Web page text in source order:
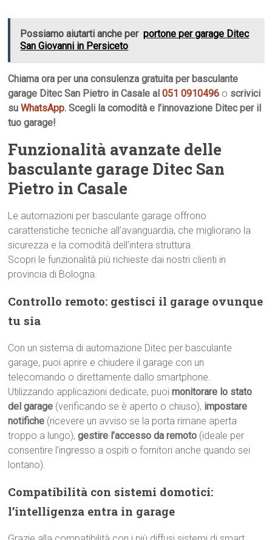
Possiamo aiutarti anche per portone per garage Ditec
San Giovanni in Persiceto
Chiama ora per una consulenza gratuita per basculante
garage Ditec San Pietro in Casale al051 0910496 o scrivici
suWhatsApp. Scegli la comodità e l’innovazione Ditec per il
tuo garage!
Funzionalità avanzate delle
basculante garage Ditec San
Pietro in Casale
Le automazioni per basculante garage offrono
caratteristiche tecniche all’avanguardia, che migliorano la
sicurezza e la comodità dell’intera struttura.
Scopri le funzionalità più richieste dai nostri clienti in
provincia di Bologna.
Controllo remoto: gestisci il garage ovunque
tu sia
Con un sistema di automazione Ditec per basculante
garage, puoi aprire e chiudere il garage con un
telecomando o direttamente dallo smartphone.
Utilizzando applicazioni dedicate, puoimonitorare lo stato
del garage (verificando se è aperto o chiuso), impostare
notifiche (ricevere un avviso se la porta rimane aperta
troppo a lungo),gestire l’accesso da remoto (ideale per
consentire l’ingresso a ospiti o fornitori anche quando sei
lontano).
Compatibilità con sistemi domotici:
l’intelligenza entra in garage